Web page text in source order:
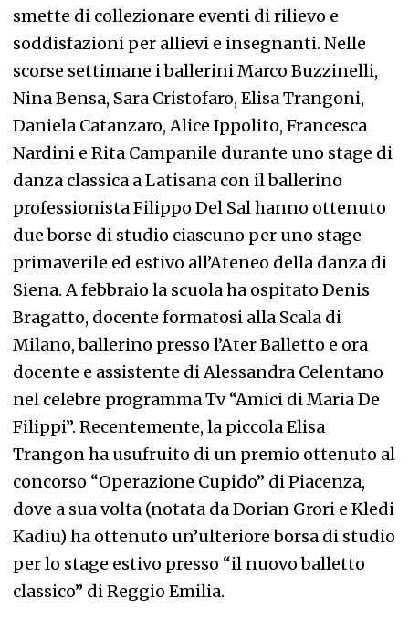
smette di collezionare eventi di rilievo e
soddisfazioni per allievi e insegnanti. Nelle
scorse settimane i ballerini Marco Buzzinelli,
Nina Bensa, Sara Cristofaro, Elisa Trangoni,
Daniela Catanzaro, Alice Ippolito, Francesca
Nardini e Rita Campanile durante uno stage di
danza classica a Latisana con il ballerino
professionista Filippo Del Sal hanno ottenuto
due borse di studio ciascuno per uno stage
primaverile ed estivo all’Ateneo della danza di
Siena. A febbraio la scuola ha ospitato Denis
Bragatto, docente formatosi alla Scala di
Milano, ballerino presso l’Ater Balletto e ora
docente e assistente di Alessandra Celentano
nel celebre programma Tv “Amici di Maria De
Filippi”. Recentemente, la piccola Elisa
Trangon ha usufruito di un premio ottenuto al
concorso “Operazione Cupido” di Piacenza,
dove a sua volta (notata da Dorian Grori e Kledi
Kadiu) ha ottenuto un’ulteriore borsa di studio
per lo stage estivo presso “il nuovo balletto
classico” di Reggio Emilia.